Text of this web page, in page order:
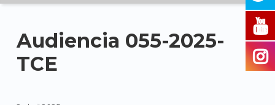
Audiencia 055-2025-
TCE